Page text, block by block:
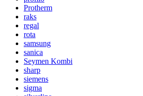
Protherm
raks
regal
rota
samsung
sanica
Seymen Kombi
sharp
siemens
sigma